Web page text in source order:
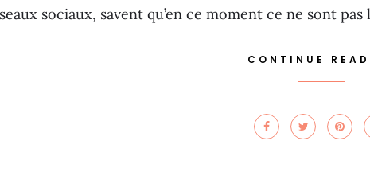
sociaux, savent qu’en ce moment ce ne sont pas
CONTINUE